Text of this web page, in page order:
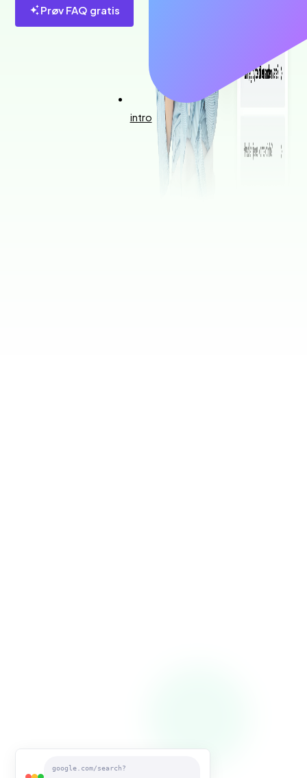
intro
Prøv FAQ gratis
google.com/search?